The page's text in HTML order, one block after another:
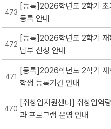
473
[등록]2026학년도 2학기 초
등록 안내
472
[등록]2026학년도 2학기 재
납부 신청 안내
471
[등록]2026학년도 2학기 재
학생 등록기간 안내
470
[취창업지원센터] 취창업역
과 프로그램 운영 안내